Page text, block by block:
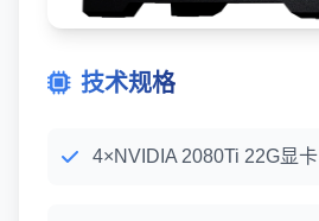
技术规格
4×NVIDIA 2080Ti 22G显卡